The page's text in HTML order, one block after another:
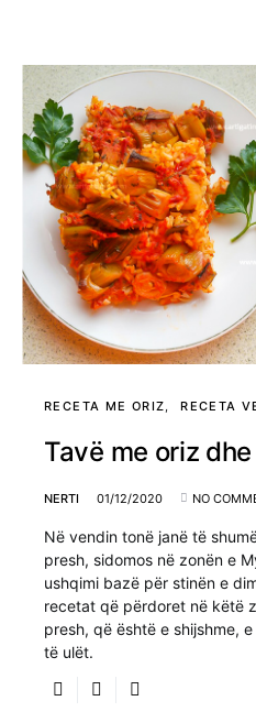
RECETA ME ORIZ RECETA
Tavë me oriz
NERTI 01/12/2020 NO
Në vendin tonë janë të
presh, sidomos në zonën e
ushqimi bazë për stinën e
recetat që përdoret në këtë
presh, që është e shijshme,
të ulët.